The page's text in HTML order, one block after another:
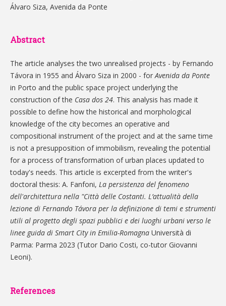
Álvaro Siza, Avenida da Ponte
Abstract
The article analyses the two unrealised projects - by Fernando
Távora in 1955 and Álvaro Siza in 2000 - forAvenida da Ponte
in Porto and the public space project underlying the
construction of the Casa dos 24. This analysis has made it
possible to define how the historical and morphological
knowledge of the city becomes an operative and
compositional instrument of the project and at the same time
is not a presupposition of immobilism, revealing the potential
for a process of transformation of urban places updated to
today's needs. This article is excerpted from the writer's
doctoral thesis: A. Fanfoni, La persistenza del fenomeno
dell'architettura nella "Città delle Costanti. L’attualità della
lezione di Fernando Távora per la definizione di temi e strumenti
utili al progetto degli spazi pubblici e dei luoghi urbani verso le
linee guida di Smart City in Emilia-RomagnaUniversità di
Parma: Parma 2023 (Tutor Dario Costi, co-tutor Giovanni
Leoni).
References